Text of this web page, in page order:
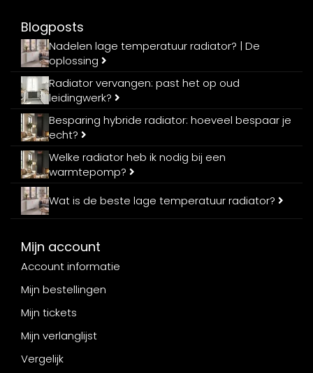
Blogposts
Nadelen lage temperatuur radiator? | De
oplossing
Radiator vervangen: past het op oud
leidingwerk?
Besparing hybride radiator: hoeveel bespaar je
echt?
Welke radiator heb ik nodig bij een
warmtepomp?
Wat is de beste lage temperatuur radiator?
Mijn account
Account informatie
Mijn bestellingen
Mijn tickets
Mijn verlanglijst
Vergelijk